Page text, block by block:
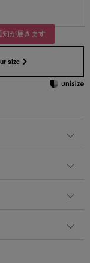
が届きます
size